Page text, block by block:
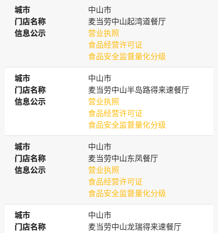
城市
城市
中山市
门店名称
门店名称
麦当劳中山起湾道餐厅
信息公示
信息公示
营业执照
食品经营许可证
食品安全监督量化分级
城市
城市
中山市
门店名称
门店名称
麦当劳中山半岛路得来速餐厅
信息公示
信息公示
营业执照
食品经营许可证
食品安全监督量化分级
城市
城市
中山市
门店名称
门店名称
麦当劳中山东凤餐厅
信息公示
信息公示
营业执照
食品经营许可证
食品安全监督量化分级
城市
城市
中山市
门店名称
门店名称
麦当劳中山龙瑞得来速餐厅